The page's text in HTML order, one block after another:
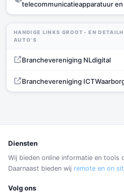
telecommunicatieapparatuur
HANDIGE LINKS GROOT- EN
AUTO’S
Branchevereniging NLdigital
Branchevereniging
Diensten
Wij bieden online informatie en tools
Daarnaast bieden wij remote en on
Volg ons